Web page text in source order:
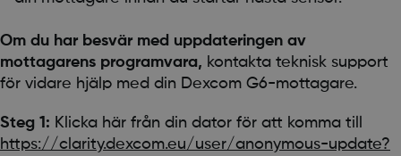
Om du har besvär med uppdateringen av
mottagarens programvara, kontakta teknisk support
för vidare hjälp med din Dexcom G6-mottagare.
Steg 1: Klicka här från din dator för att komma till
https://clarity.dexcom.eu/user/anonymous-update?